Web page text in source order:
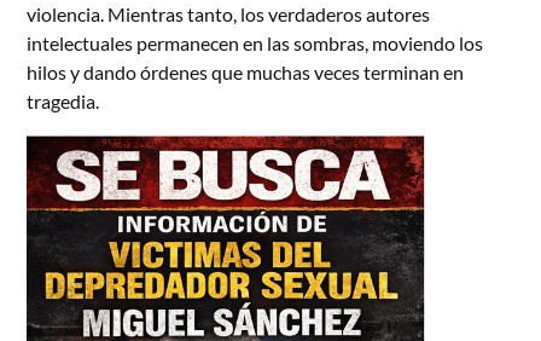
violencia. Mientras tanto, los verdaderos autores
intelectuales permanecen en las sombras, moviendo los
hilos y dando órdenes que muchas veces terminan en
tragedia.